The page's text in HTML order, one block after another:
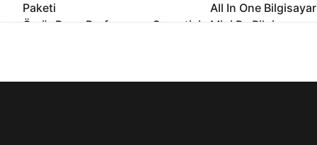
Paketi
Ömür Boyu Performans Garantisi
All In One Bilgisayar
Mini Pc Bilgisayar